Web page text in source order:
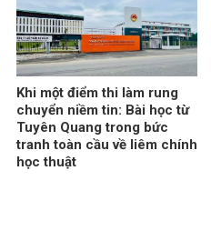
Khi một điểm thi làm rung
chuyển niềm tin: Bài học từ
Tuyên Quang trong bức
tranh toàn cầu về liêm chính
học thuật